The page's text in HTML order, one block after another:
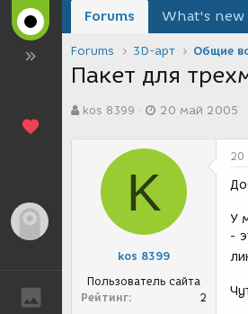
ГАЛЕРЕЯ
Forums What's new
Forums 3D-арт Общие
Пакет для
в
kos 8399
а
о
д
а
и
я
20 май 2005
K
kos 8399
Пользователь сайта
Рейтинг
2
20
У
-